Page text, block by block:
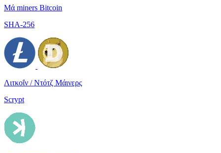
Μά miners Bitcoin
SHA-256
Λιτκοΐν / Ντότζ Μάινερς
Scrypt